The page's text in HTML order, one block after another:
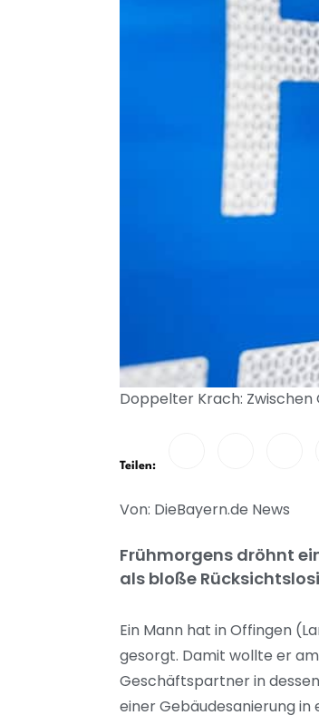
Doppelter Krach:
Teilen:
Von: DieBayern.de News
Frühmorgens dröhnt
als bloße
Ein Mann hat in Offingen
gesorgt. Damit wollte er
Geschäftspartner in
einer Gebäudesanierung